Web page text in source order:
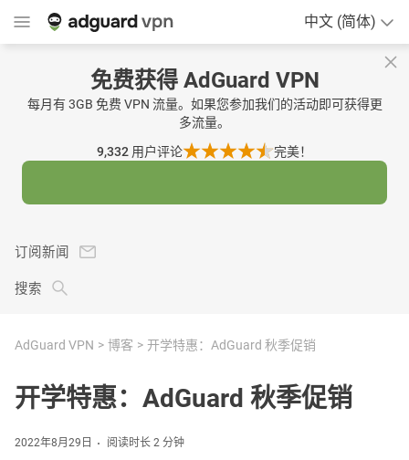
中文 (简体)
免费获得 AdGuard VPN
每月有 3GB 免费 VPN 流量。如果您参加我们的活动即可获得更
多流量。
9,332 用户评论 完美！
订阅新闻
搜索
AdGuard VPN 博客 开学特惠：AdGuard 秋季促销
开学特惠：AdGuard 秋季促销
2022年8月29日 阅读时长 2 分钟